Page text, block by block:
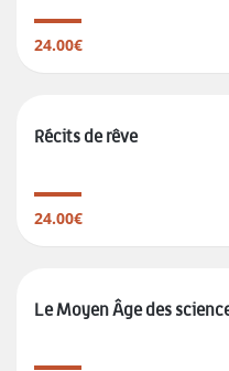
24.00€
Récits de rêve
24.00€
Le Moyen Âge des